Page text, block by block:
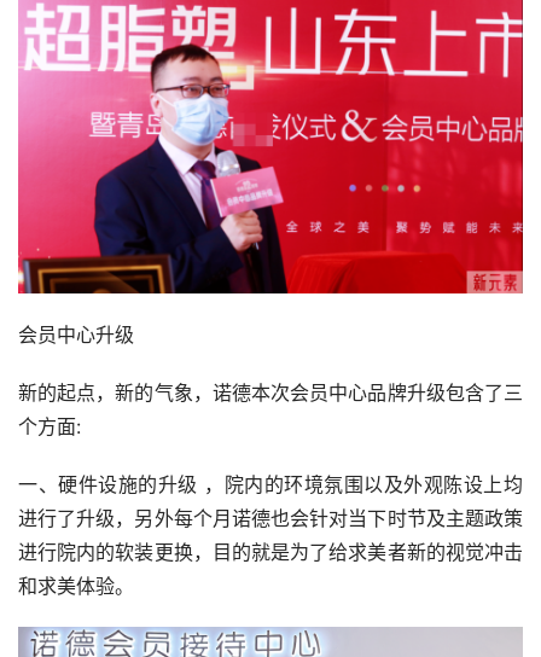
会员中心升级
新的起点，新的气象，诺德本次会员中心品牌升级包含了三
个方面:
一、硬件设施的升级 ，院内的环境氛围以及外观陈设上均
进行了升级，另外每个月诺德也会针对当下时节及主题政策
进行院内的软装更换，目的就是为了给求美者新的视觉冲击
和求美体验。